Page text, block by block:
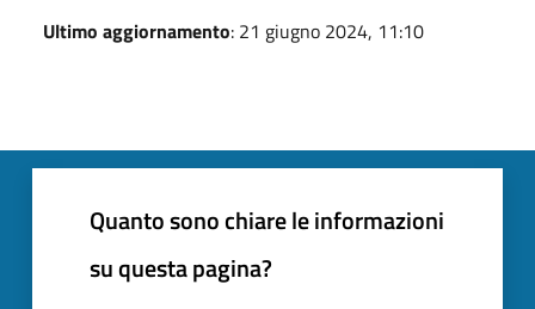
Ultimo aggiornamento: 21 giugno 2024, 11:10
Quanto sono chiare le informazioni
su questa pagina?